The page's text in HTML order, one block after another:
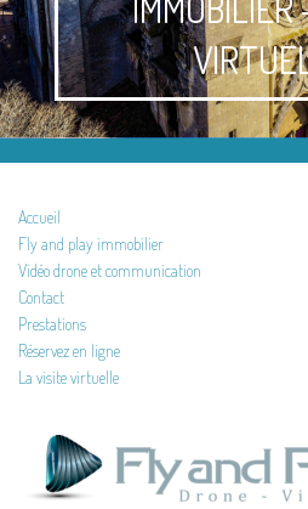
Accueil
Fly and play immobilier
Vidéo drone et communication
Contact
Prestations
Réservez en ligne
La visite virtuelle